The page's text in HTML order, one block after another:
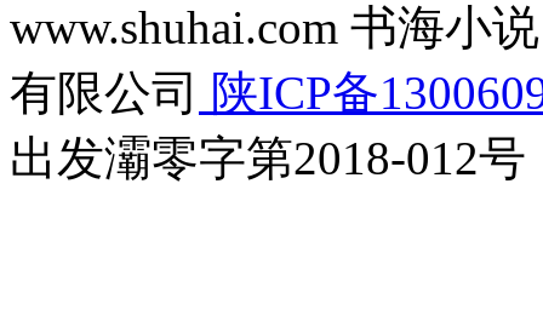
www.shuhai.com 书海小
有限公司 陕ICP备
出发灞零字第2018-012号